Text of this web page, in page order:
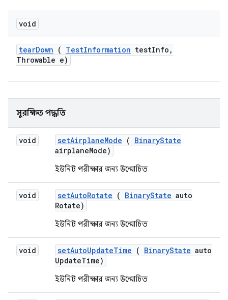
void
tearDown ( TestInformation testInfo ,
Throwable e)
সুরক্ষিত পদ্ধতি
void setAirplaneMode ( BinaryState
airplaneMode)
ইউনিট পরীক্ষার জন্য উন্মোচিত
void setAutoRotate ( BinaryState auto
Rotate)
ইউনিট পরীক্ষার জন্য উন্মোচিত
void setAutoUpdateTime ( BinaryState auto
UpdateTime)
ইউনিট পরীক্ষার জন্য উন্মোচিত